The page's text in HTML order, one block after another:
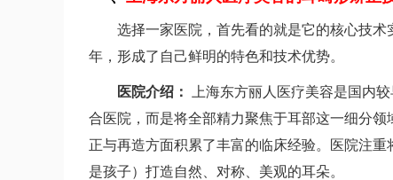
选择一家医院，首先看的就是它的核心技术
年，形成了自己鲜明的特色和技术优势。
医院介绍：
上海东方丽人医疗美容是国内
合医院，而是将全部精力聚焦于耳部这一细分
正与再造方面积累了丰富的临床经验。医院注
是孩子）打造自然、对称、美观的耳朵。